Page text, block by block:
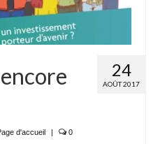
24
AOÛT 2017
d'accueil | 0